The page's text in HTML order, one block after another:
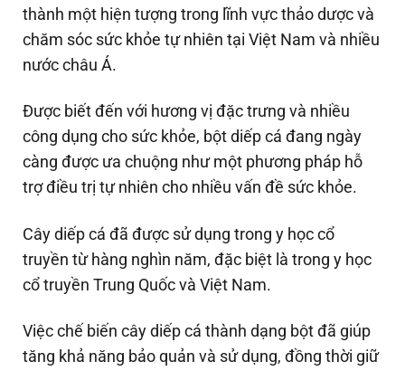
thành một hiện tượng trong lĩnh vực thảo dược và
chăm sóc sức khỏe tự nhiên tại Việt Nam và nhiều
nước châu Á.
Được biết đến với hương vị đặc trưng và nhiều
công dụng cho sức khỏe, bột diếp cá đang ngày
càng được ưa chuộng như một phương pháp hỗ
trợ điều trị tự nhiên cho nhiều vấn đề sức khỏe.
Cây diếp cá đã được sử dụng trong y học cổ
truyền từ hàng nghìn năm, đặc biệt là trong y học
cổ truyền Trung Quốc và Việt Nam.
Việc chế biến cây diếp cá thành dạng bột đã giúp
tăng khả năng bảo quản và sử dụng, đồng thời giữ